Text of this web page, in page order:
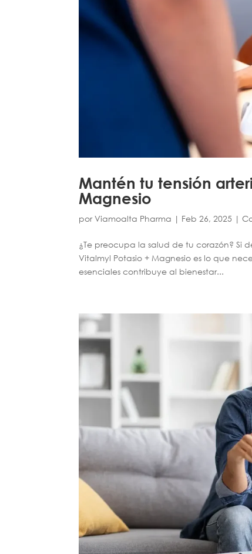
Mantén tu tensión
Magnesio
porViamoalta Pharma | Feb 26, 2025 |
¿Te preocupa la salud de tu corazón? Si
Vitalmyl Potasio + Magnesio es lo que
esenciales contribuye al bienestar...